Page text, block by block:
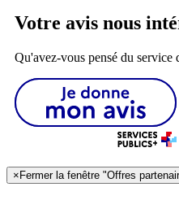
Votre avis nous
Qu'avez-vous pensé du service
× Fermer la fenêtre "Offres